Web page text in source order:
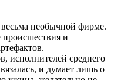
необычной фирме.
происшествия и
исполнителей среднего
и думает лишь о